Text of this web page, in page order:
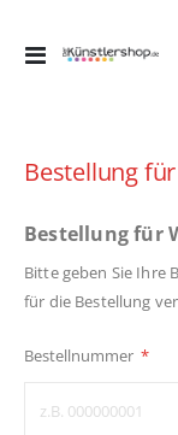
Navigation
Bestellung
Bestellung für
Bitte geben Sie Ihre
für die Bestellung
Bestellnummer